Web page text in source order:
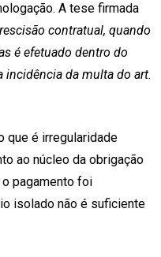
A tese firmada
contratual, quando
é efetuado dentro do
incidência da multa do art.
que é irregularidade
ao núcleo da obrigação
pagamento foi
isolado não é suficiente